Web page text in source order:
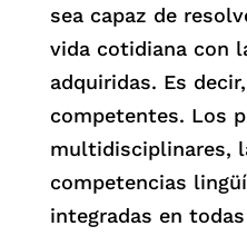
sea capaz de
vida cotidiana con
adquiridas. Es
competentes. Los
multidisciplinares,
competencias
integradas en